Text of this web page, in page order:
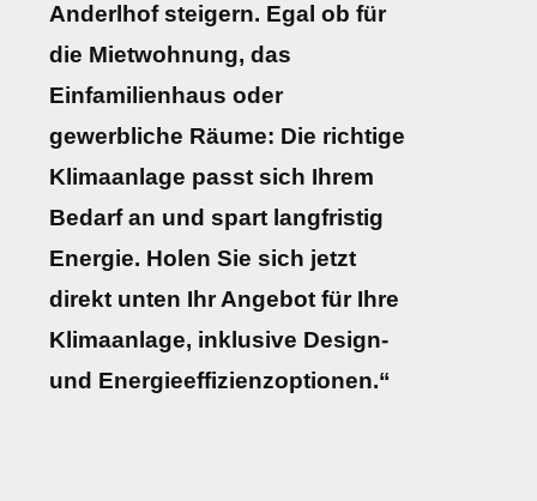
Anderlhof steigern. Egal ob für
die Mietwohnung, das
Einfamilienhaus oder
gewerbliche Räume: Die richtige
Klimaanlage passt sich Ihrem
Bedarf an und spart langfristig
Energie. Holen Sie sich jetzt
direkt unten Ihr Angebot für Ihre
Klimaanlage, inklusive Design-
und Energieeffizienzoptionen.“